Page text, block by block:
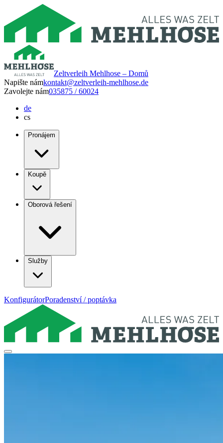
Zeltverleih Mehlhose – Domů
Napište námkontakt@zeltverleih-mehlhose.de
Zavolejte nám035875 / 60024
de
cs
Pronájem
Koupě
Oborová řešení
Služby
KonfigurátorPoradenství / poptávka